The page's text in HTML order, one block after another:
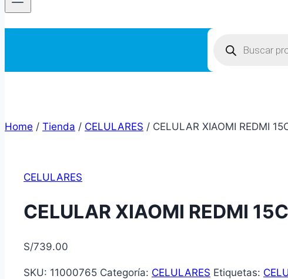
search
Home / Tienda / CELULARES / CELULAR XIAOMI REDMI
CELULARES
CELULAR XIAOMI REDMI
S/739.00
SKU: 11000765 Categoría: CELULARES Etiquetas: